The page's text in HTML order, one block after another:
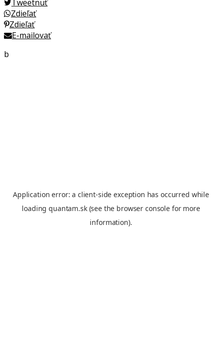
Tweetnuť
Zdieľať
Zdieľať
E-mailovať
b